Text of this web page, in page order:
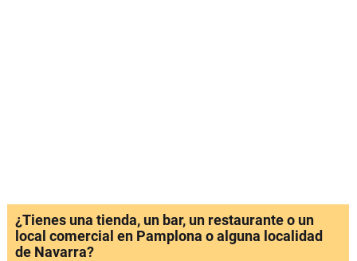
¿Tienes una tienda, un bar, un restaurante o un
local comercial en Pamplona o alguna localidad
de Navarra?